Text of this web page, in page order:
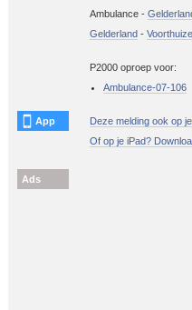
Ambulance -
Gelderland-
P2000 oproep voor:
Ambulance-07-106
App
Deze melding ook op
Of op je iPad?
Ads